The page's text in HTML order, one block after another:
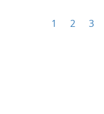
1 2 3